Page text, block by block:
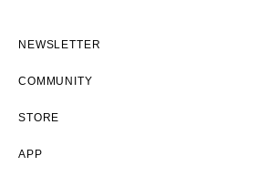
NEWSLETTER
COMMUNITY
STORE
APP